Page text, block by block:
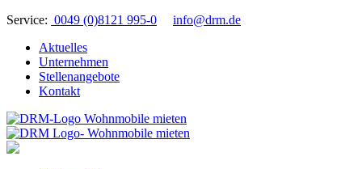
Service: 0049 (0)8121 995-0
info@drm.de
Aktuelles
Unternehmen
Stellenangebote
Kontakt